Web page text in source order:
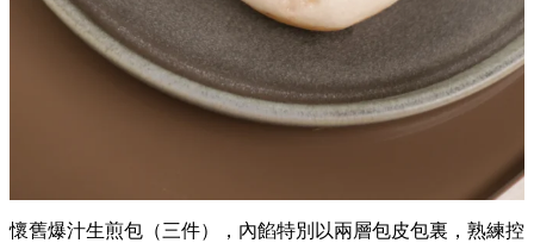
懷舊爆汁生煎包（三件），內餡特別以兩層包皮包裏，熟練控